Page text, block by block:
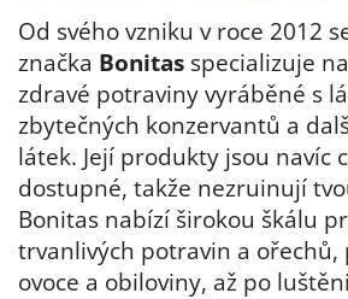
Od svého vzniku v roce 2012
značka Bonitas specializuje
zdravé potraviny vyráběné s
zbytečných konzervantů a
látek. Její produkty jsou navíc
dostupné, takže nezruinují
Bonitas nabízí širokou škálu
trvanlivých potravin a ořechů,
ovoce a obiloviny, až po